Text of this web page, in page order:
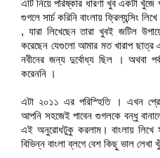
এটি নিয়ে পরিষ্কার ধারণা খুব একটা
গুগলে সার্চ করিনি বাংলায় ফ্রিল্যন্সিং
, যারা লিখেছেন তারা খুবই জটিল
করেছেন যেগুলো আমার মত খারাপ ছাত্র
নবীনের জন্য দুর্বোধ্য ছিল । অথবা
করেননি ।
এটা ২০১১ এর পরিস্হিতি । এখন
আপনি সহজেই পাবেন গুগলকে বন্ধু
এই অনুরোধটুকু করলাম। বাংলায় লিখে
বিভিন্ন বাংলা ব্লগে বেশ কিছু ভাল লেখা